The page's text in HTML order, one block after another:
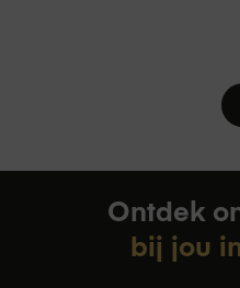
Ontdek
bij jou